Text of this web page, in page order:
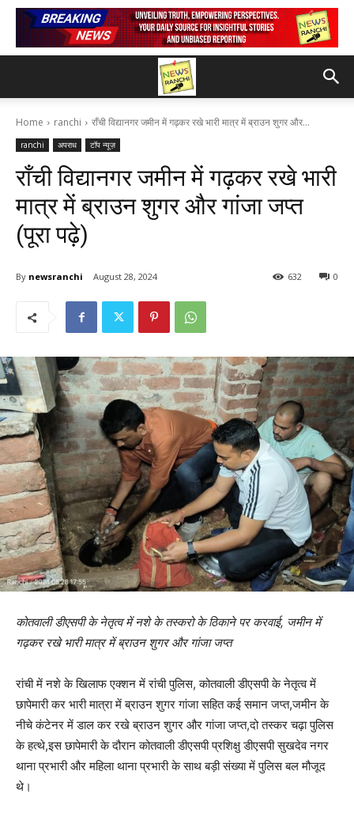
Home ranchi राँची विद्यानगर जमीन में गढ़कर रखे भारी मात्र में ब्राउन शुगर और...
ranchi अपराध टॉप न्यूज़
राँची विद्यानगर जमीन में गढ़कर रखे भारी
मात्र में ब्राउन शुगर और गांजा जप्त
(पूरा पढ़े)
By newsranchi August 28, 2024 0
632
कोतवाली डीएसपी के नेतृत्व में नशे के तस्करो के ठिकाने पर करवाई, जमीन में
गढ़कर रखे भारी मात्र में ब्राउन शुगर और गांजा जप्त
रांची में नशे के खिलाफ एक्शन में रांची पुलिस, कोतवाली डीएसपी के नेतृत्व में
छापेमारी कर भारी मात्रा में ब्राउन शुगर गांजा सहित कई समान जप्त,जमीन के
नीचे कंटेनर में डाल कर रखे ब्राउन शुगर और गांजा जप्त,दो तस्कर चढ़ा पुलिस
के हत्थे,इस छापेमारी के दौरान कोतवाली डीएसपी प्रशिक्षु डीएसपी सुखदेव नगर
थाना प्रभारी और महिला थाना प्रभारी के साथ बड़ी संख्या में पुलिस बल मौजूद
थे।